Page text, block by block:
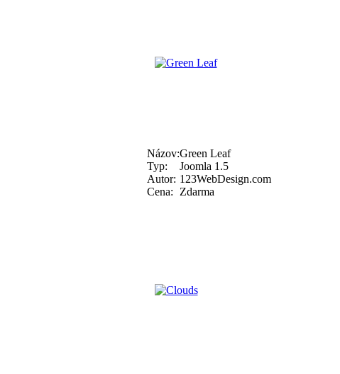
Názov:Green Leaf
Typ:
Joomla 1.5
Autor: 123WebDesign.com
Cena:
Zdarma